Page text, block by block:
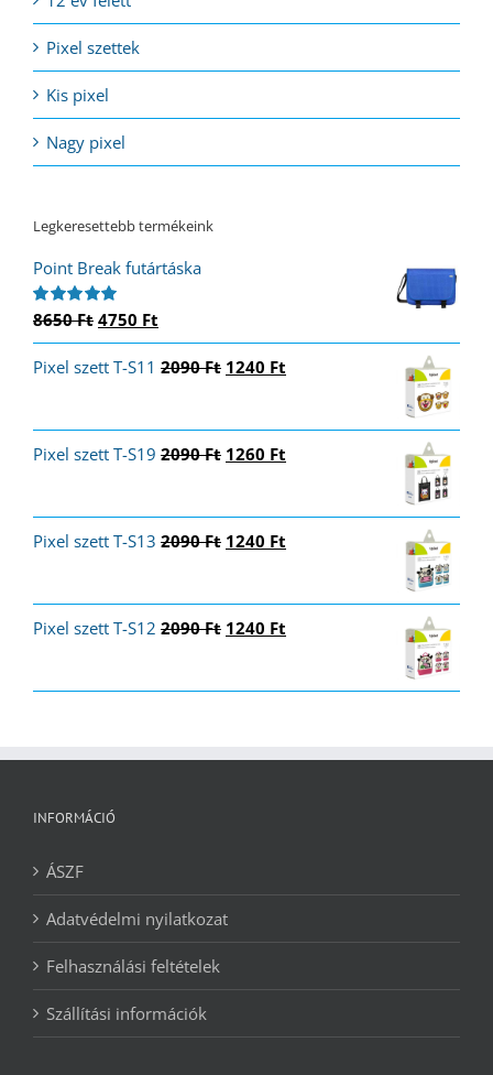
Pixel szettek
Kis pixel
Nagy pixel
Legkeresettebb termékeink
Point Break futártáska
Értékelés:
8650Ft Original
price
was:
4750 Ft
price
is:
Pixel szett T-S11 2090Ft Original
1240 Ft
Pixel szett T-S19 2090Ft Original
1260 Ft
Pixel szett T-S13 2090Ft Original
1240 Ft
Pixel szett T-S12 2090Ft Original
1240 Ft
INFORMÁCIÓ
ÁSZF
Adatvédelmi nyilatkozat
Felhasználási feltételek
Szállítási információk